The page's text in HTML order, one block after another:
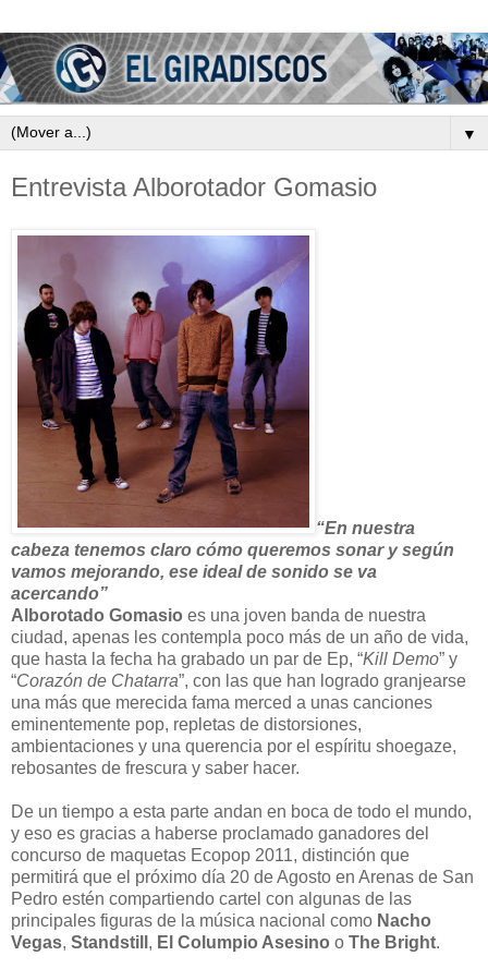
▼
Entrevista Alborotador Gomasio
“En nuestra
cabeza tenemos claro cómo queremos sonar y según
vamos mejorando, ese ideal de sonido se va
acercando”
Alborotado Gomasio es una joven banda de nuestra
ciudad, apenas les contempla poco más de un año de vida,
que hasta la fecha ha grabado un par de Ep, “Kill Demo” y
“Corazón de Chatarra”, con las que han logrado granjearse
una más que merecida fama merced a unas canciones
eminentemente pop, repletas de distorsiones,
ambientaciones y una querencia por el espíritu shoegaze,
rebosantes de frescura y saber hacer.
De un tiempo a esta parte andan en boca de todo el mundo,
y eso es gracias a haberse proclamado ganadores del
concurso de maquetas Ecopop 2011, distinción que
permitirá que el próximo día 20 de Agosto en Arenas de San
Pedro estén compartiendo cartel con algunas de las
principales figuras de la música nacional como Nacho
Vegas, Standstill , El Columpio Asesino o The Bright.